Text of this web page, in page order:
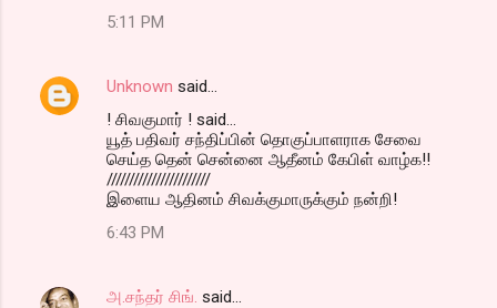
5:11 PM
Unknown said…
! சிவகுமார் ! said...
யூத் பதிவர் சந்திப்பின் தொகுப்பாளராக சேவை
செய்த தென் சென்னை ஆதீனம் கேபிள் வாழ்க!!
///////////////////////
இளைய ஆதினம் சிவக்குமாருக்கும் நன்றி!
6:43 PM
அ.சந்தர் சிங். said…